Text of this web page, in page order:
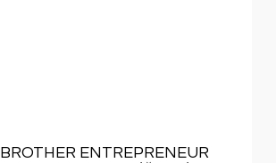
BROTHER ENTREPRENEUR